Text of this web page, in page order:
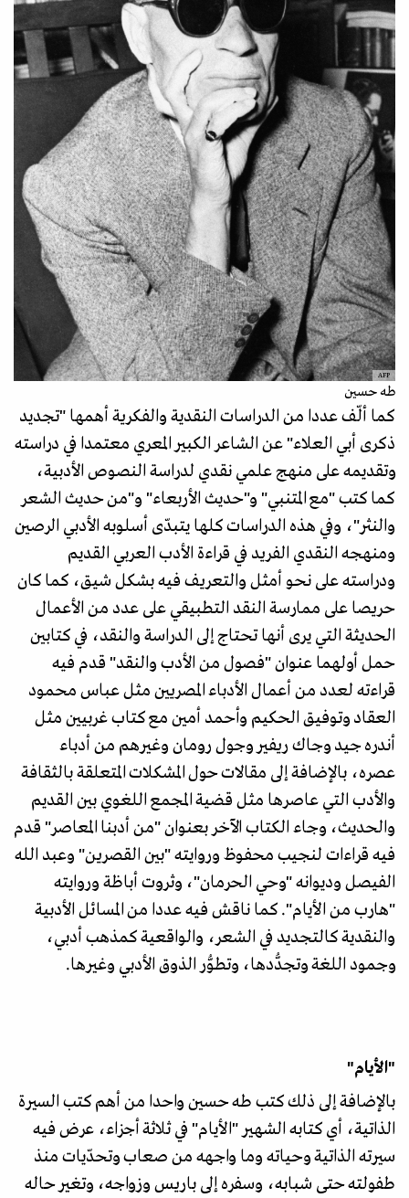
AFP
طه حسين
كما ألّف عددا من الدراسات النقدية والفكرية أهمها "تجديد
ذكرى أبي العلاء" عن الشاعر الكبير المعري معتمدا في دراسته
وتقديمه على منهج علمي نقدي لدراسة النصوص الأدبية،
كما كتب "مع المتنبي" و"حديث الأربعاء" و"من حديث الشعر
والنثر"، وفي هذه الدراسات كلها يتبدّى أسلوبه الأدبي الرصين
ومنهجه النقدي الفريد في قراءة الأدب العربي القديم
ودراسته على نحو أمثل والتعريف فيه بشكل شيق، كما كان
حريصا على ممارسة النقد التطبيقي على عدد من الأعمال
الحديثة التي يرى أنها تحتاج إلى الدراسة والنقد، في كتابين
حمل أولهما عنوان "فصول من الأدب والنقد" قدم فيه
قراءته لعدد من أعمال الأدباء المصريين مثل عباس محمود
العقاد وتوفيق الحكيم وأحمد أمين مع كتاب غربيين مثل
أندره جيد وجاك ريفير وجول رومان وغيرهم من أدباء
عصره، بالإضافة إلى مقالات حول المشكلات المتعلقة بالثقافة
والأدب التي عاصرها مثل قضية المجمع اللغوي بين القديم
والحديث، وجاء الكتاب الآخر بعنوان "من أدبنا المعاصر" قدم
فيه قراءات لنجيب محفوظ وروايته "بين القصرين" وعبد الله
الفيصل وديوانه "وحي الحرمان"، وثروت أباظة وروايته
"هارب من الأيام". كما ناقش فيه عددا من المسائل الأدبية
والنقدية كالتجديد في الشعر، والواقعية كمذهب أدبي،
وجمود اللغة وتجدُّدها، وتطوُّر الذوق الأدبي وغيرها.
"الأيام"
بالإضافة إلى ذلك كتب طه حسين واحدا من أهم كتب السيرة
الذاتية، أي كتابه الشهير "الأيام" في ثلاثة أجزاء، عرض فيه
سيرته الذاتية وحياته وما واجهه من صعاب وتحدّيات منذ
طفولته حتى شبابه، وسفره إلى باريس وزواجه، وتغير حاله